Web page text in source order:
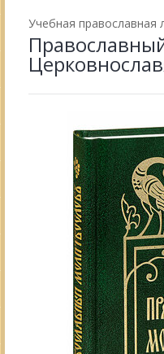
Учебная православная